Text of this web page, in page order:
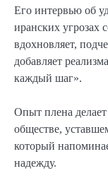
Его интервью об
иранских
вдохновляет,
добавляет
каждый шаг».
Опыт плена
обществе,
который
надежду.